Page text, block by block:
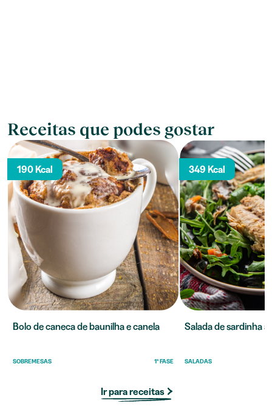
Receitas que podes gostar
Bolo de caneca de baunilha e canela
SOBREMESAS 1ª FASE
190 Kcal
Salada de sardinha
SALADAS
349 Kcal
Ir para receitas